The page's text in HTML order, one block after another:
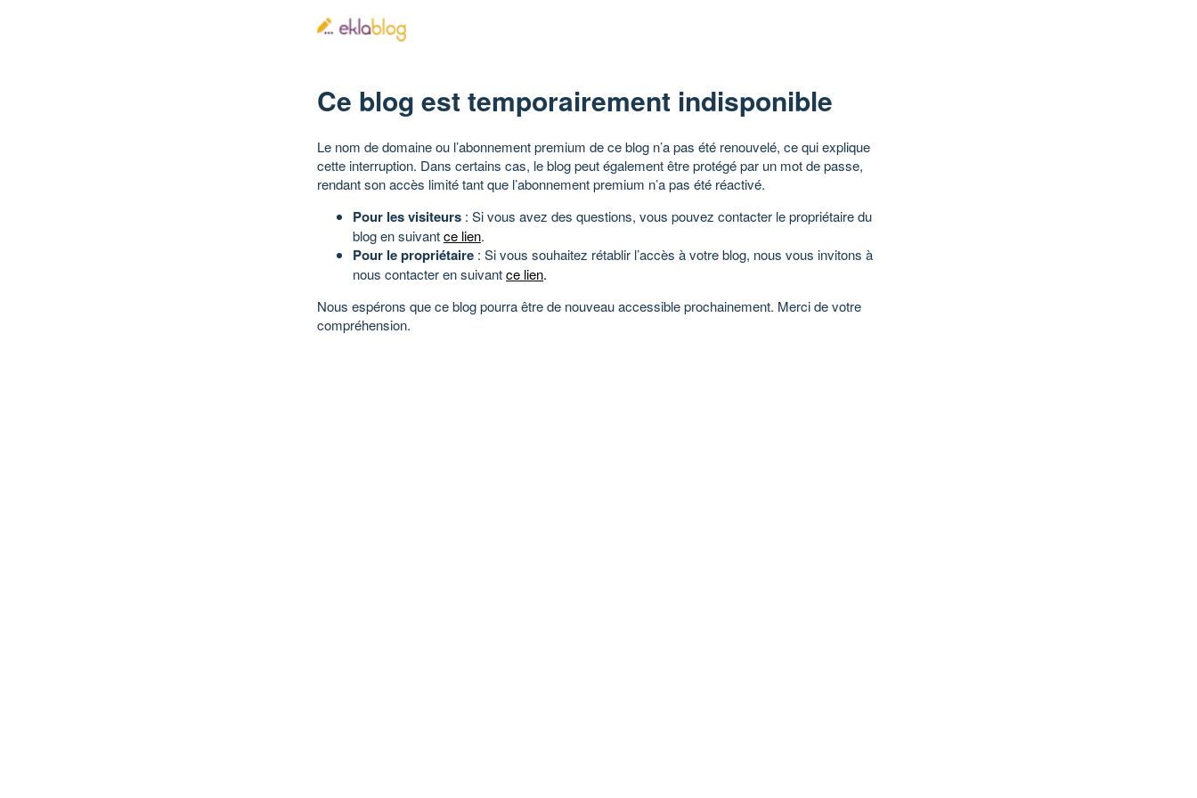
Ce blog est temporairement indisponible
Le nom de domaine ou l’abonnement premium de ce blog n’a pas été renouvelé, ce qui explique
cette interruption. Dans certains cas, le blog peut également être protégé par un mot de passe,
rendant son accès limité tant que l’abonnement premium n’a pas été réactivé.
Pour les visiteurs : Si vous avez des questions, vous pouvez contacter le propriétaire du
blog en suivantce lien.
Pour le propriétaire : Si vous souhaitez rétablir l’accès à votre blog, nous vous invitons à
nous contacter en suivantce lien.
Nous espérons que ce blog pourra être de nouveau accessible prochainement. Merci de votre
compréhension.